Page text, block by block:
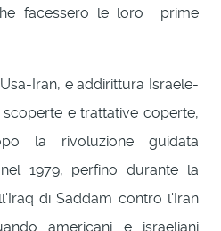
facessero le loro
prime
Iran, e addirittura Israele-
e trattative coperte,
la rivoluzione guidata
1979, perfino durante la
di Saddam contro l'Iran
americani e israeliani